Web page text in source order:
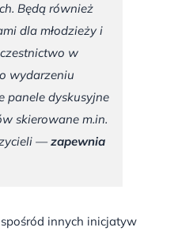
Będą również
dla młodzieży i
w
wydarzeniu
panele dyskusyjne
skierowane m.in.
—zapewnia
innych inicjatyw